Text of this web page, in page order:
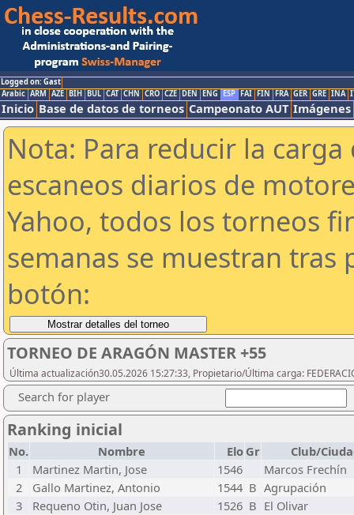
Logged on: Gast
Arabic ARM AZE BIH BUL CAT CHN CRO CZE DEN ENG ESP FAI FIN FRA GER GRE INA
Inicio Base de datos de torneos Campeonato AUT Imágenes
Nota: Para reducir la
escaneos diarios de
Yahoo, todos los torneos
semanas se muestran tras
botón:
TORNEO DE ARAGÓN MASTER +55
Última actualización30.05.2026 15:27:33, Propietario/Última carga:
Search for player
Ranking inicial
No. Nombre Elo Gr
Club/
1
Martinez Martin, Jose 1546
Marcos Frechín
2
Gallo Martinez, Antonio 1544 B Agrupación
3
Requeno Otin, Juan Jose 1526 B El Olivar